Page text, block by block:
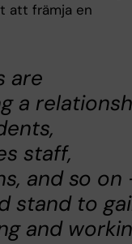
att främja en
are
a
staff,
and so on
stand to
and